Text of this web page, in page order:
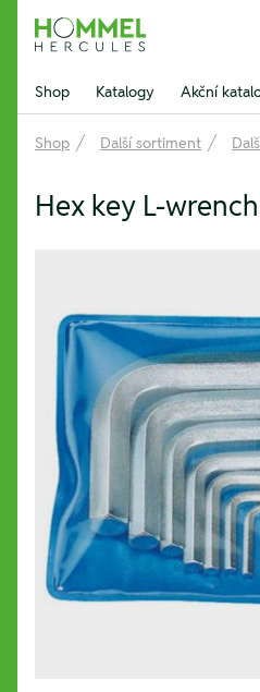
Hommel Hercules
Shop Katalogy Akční
Shop Další sortiment
Hex key L-